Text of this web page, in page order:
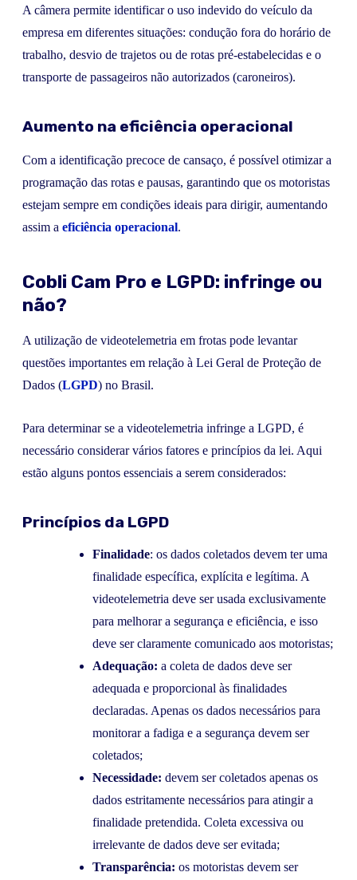
A câmera permite identificar o uso indevido do veículo da
empresa em diferentes situações: condução fora do horário de
trabalho, desvio de trajetos ou de rotas pré-estabelecidas e o
transporte de passageiros não autorizados (caroneiros).
Aumento na eficiência operacional
Com a identificação precoce de cansaço, é possível otimizar a
programação das rotas e pausas, garantindo que os motoristas
estejam sempre em condições ideais para dirigir, aumentando
assim a eficiência operacional.
Cobli Cam Pro e LGPD: infringe ou
não?
A utilização de videotelemetria em frotas pode levantar
questões importantes em relação à Lei Geral de Proteção de
Dados (LGPD) no Brasil.
Para determinar se a videotelemetria infringe a LGPD, é
necessário considerar vários fatores e princípios da lei. Aqui
estão alguns pontos essenciais a serem considerados:
Princípios da LGPD
Finalidade: os dados coletados devem ter uma
finalidade específica, explícita e legítima. A
videotelemetria deve ser usada exclusivamente
para melhorar a segurança e eficiência, e isso
deve ser claramente comunicado aos motoristas;
Adequação: a coleta de dados deve ser
adequada e proporcional às finalidades
declaradas. Apenas os dados necessários para
monitorar a fadiga e a segurança devem ser
coletados;
Necessidade: devem ser coletados apenas os
dados estritamente necessários para atingir a
finalidade pretendida. Coleta excessiva ou
irrelevante de dados deve ser evitada;
Transparência: os motoristas devem ser